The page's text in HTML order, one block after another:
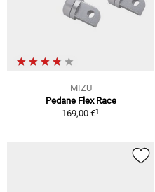
MIZU
Pedane Flex Race
169,00 €1